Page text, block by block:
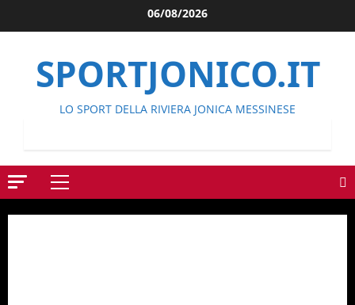
al
06/08/2026
SPORTJONICO.IT
LO SPORT DELLA RIVIERA JONICA MESSINESE
Menu